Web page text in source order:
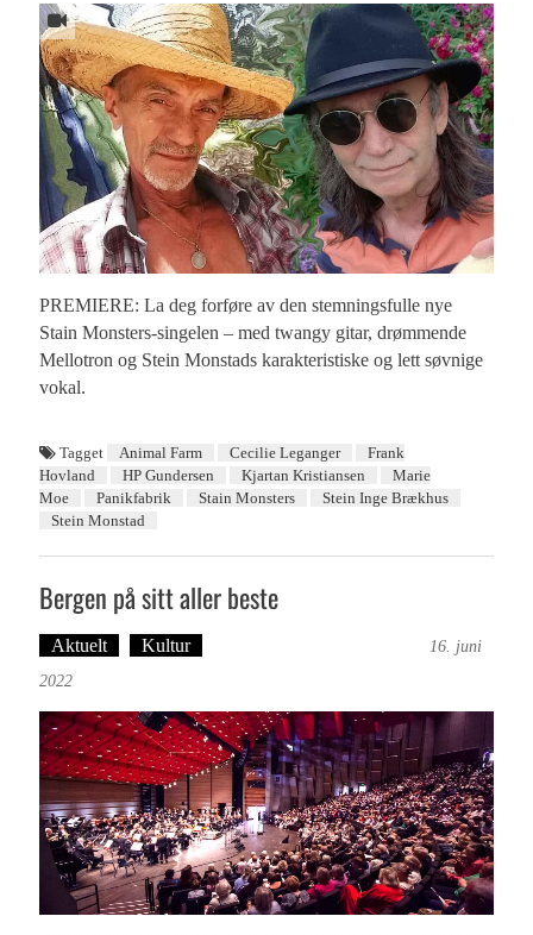
PREMIERE: La deg forføre av den stemningsfulle nye
Stain Monsters-singelen – med twangy gitar, drømmende
Mellotron og Stein Monstads karakteristiske og lett søvnige
vokal.
Tagget Animal Farm Cecilie Leganger
Frank
Hovland
HP Gundersen Kjartan Kristiansen
Marie
Moe
Panikfabrik Stain Monsters
Stein Inge Brækhus
Stein Monstad
Bergen på sitt aller beste
Aktuelt Kultur
16. juni
2022